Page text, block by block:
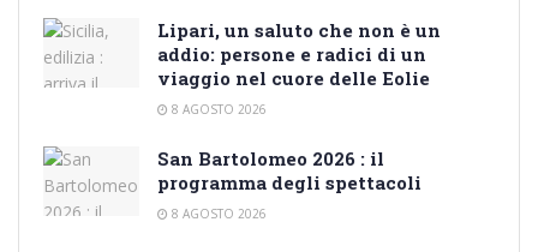
Lipari, un saluto che non è un
addio: persone e radici di un
viaggio nel cuore delle Eolie
8 AGOSTO 2026
San Bartolomeo 2026 : il
programma degli spettacoli
8 AGOSTO 2026